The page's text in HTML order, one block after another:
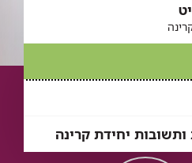
יחידת קרינה